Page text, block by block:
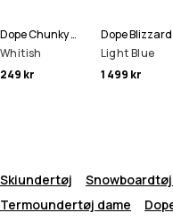
Dope Chunky Hue
Whitish
249 kr
Light Blue
1 499 kr
Skiundertøj Snowboardtøj
Termoundertøj dame